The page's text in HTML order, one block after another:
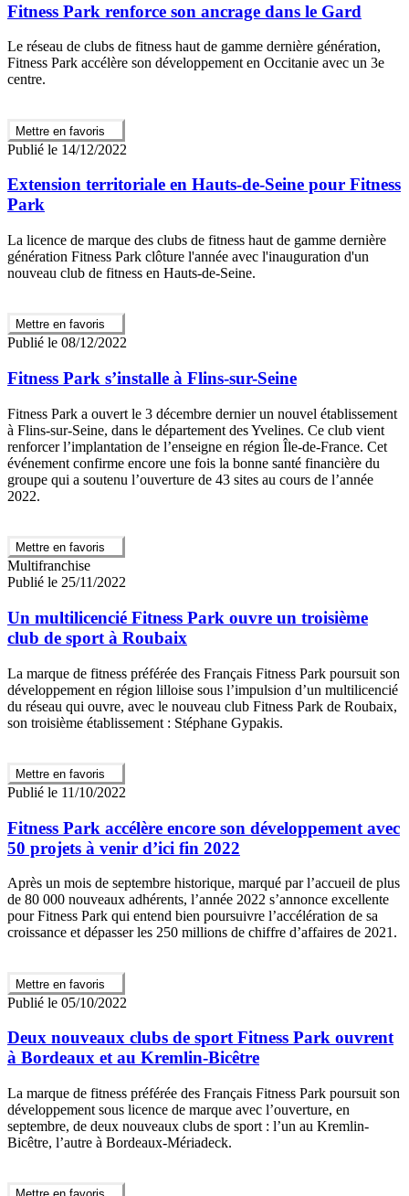
Fitness Park renforce son ancrage dans le Gard
Le réseau de clubs de fitness haut de gamme dernière génération,
Fitness Park accélère son développement en Occitanie avec un 3e
centre.
Mettre en favoris
Publié le 14/12/2022
Extension territoriale en Hauts-de-Seine pour Fitness
Park
La licence de marque des clubs de fitness haut de gamme dernière
génération Fitness Park clôture l'année avec l'inauguration d'un
nouveau club de fitness en Hauts-de-Seine.
Mettre en favoris
Publié le 08/12/2022
Fitness Park s’installe à Flins-sur-Seine
Fitness Park a ouvert le 3 décembre dernier un nouvel établissement
à Flins-sur-Seine, dans le département des Yvelines. Ce club vient
renforcer l’implantation de l’enseigne en région Île-de-France. Cet
événement confirme encore une fois la bonne santé financière du
groupe qui a soutenu l’ouverture de 43 sites au cours de l’année
2022.
Mettre en favoris
Multifranchise
Publié le 25/11/2022
Un multilicencié Fitness Park ouvre un troisième
club de sport à Roubaix
La marque de fitness préférée des Français Fitness Park poursuit son
développement en région lilloise sous l’impulsion d’un multilicencié
du réseau qui ouvre, avec le nouveau club Fitness Park de Roubaix,
son troisième établissement : Stéphane Gypakis.
Mettre en favoris
Publié le 11/10/2022
Fitness Park accélère encore son développement avec
50 projets à venir d’ici fin 2022
Après un mois de septembre historique, marqué par l’accueil de plus
de 80 000 nouveaux adhérents, l’année 2022 s’annonce excellente
pour Fitness Park qui entend bien poursuivre l’accélération de sa
croissance et dépasser les 250 millions de chiffre d’affaires de 2021.
Mettre en favoris
Publié le 05/10/2022
Deux nouveaux clubs de sport Fitness Park ouvrent
à Bordeaux et au Kremlin-Bicêtre
La marque de fitness préférée des Français Fitness Park poursuit son
développement sous licence de marque avec l’ouverture, en
septembre, de deux nouveaux clubs de sport : l’un au Kremlin-
Bicêtre, l’autre à Bordeaux-Mériadeck.